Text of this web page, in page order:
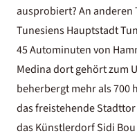
ausprobiert? An anderen
Tunesiens Hauptstadt
45 Autominuten von
Medina dort gehört zum
beherbergt mehr als
das freistehende
das Künstlerdorf Sidi